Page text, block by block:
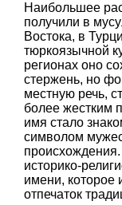
Наибольшее
получили в
Востока, в
тюркоязычной
регионах оно
стержень, но
местную речь,
более жестким
имя стало
символом
историко-
имени, которое
отпечаток